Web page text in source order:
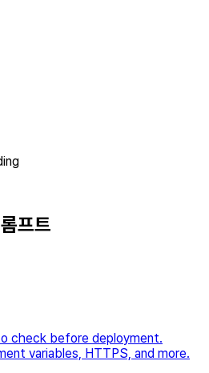
프트
check before deployment.
variables, HTTPS, and more.